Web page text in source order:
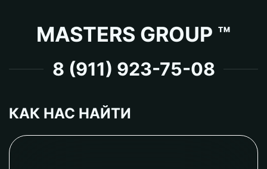
MASTERS GROUP ™
8 (911) 923-75-08
КАК НАС НАЙТИ